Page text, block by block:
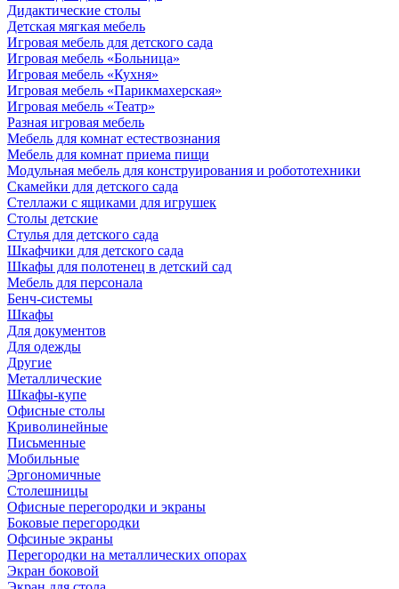
Дидактические столы
Детская мягкая мебель
Игровая мебель для детского сада
Игровая мебель «Больница»
Игровая мебель «Кухня»
Игровая мебель «Парикмахерская»
Игровая мебель «Театр»
Разная игровая мебель
Мебель для комнат естествознания
Мебель для комнат приема пищи
Модульная мебель для конструирования и робототехники
Скамейки для детского сада
Стеллажи с ящиками для игрушек
Столы детские
Стулья для детского сада
Шкафчики для детского сада
Шкафы для полотенец в детский сад
Мебель для персонала
Бенч-системы
Шкафы
Для документов
Для одежды
Другие
Металлические
Шкафы-купе
Офисные столы
Криволинейные
Письменные
Мобильные
Эргономичные
Столешницы
Офисные перегородки и экраны
Боковые перегородки
Офсиные экраны
Перегородки на металлических опорах
Экран боковой